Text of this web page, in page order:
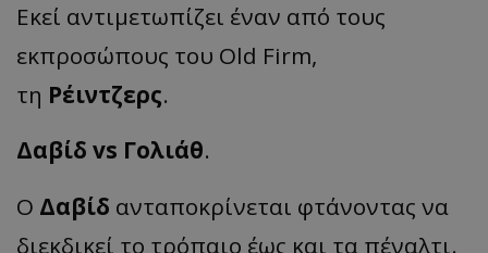
Εκεί αντιμετωπίζει έναν από τους
εκπροσώπους του Old Firm,
τη Ρέιντζερς.
Δαβίδ vs Γολιάθ.
Ο Δαβίδ ανταποκρίνεται φτάνοντας να
διεκδικεί το τρόπαιο έως και τα πέναλτι.